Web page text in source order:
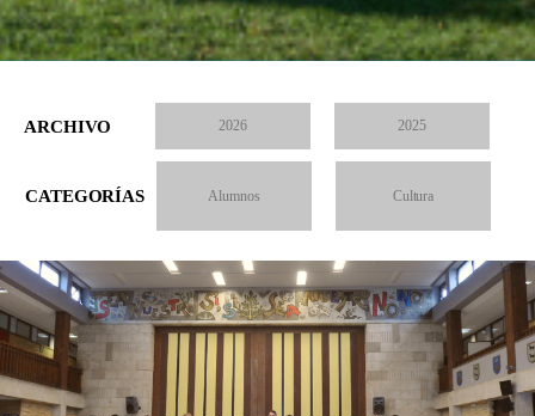
ARCHIVO 2026 2025
CATEGORÍAS Alumnos Cultura